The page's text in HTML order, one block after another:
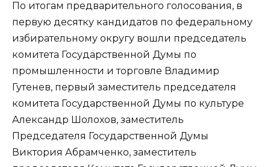
По итогам предварительного голосования, в
первую десятку кандидатов по федеральному
избирательному округу вошли председатель
комитета Государственной Думы по
промышленности и торговле Владимир
Гутенев, первый заместитель председателя
комитета Государственной Думы по культуре
Александр Шолохов, заместитель
Председателя Государственной Думы
Виктория Абрамченко, заместитель